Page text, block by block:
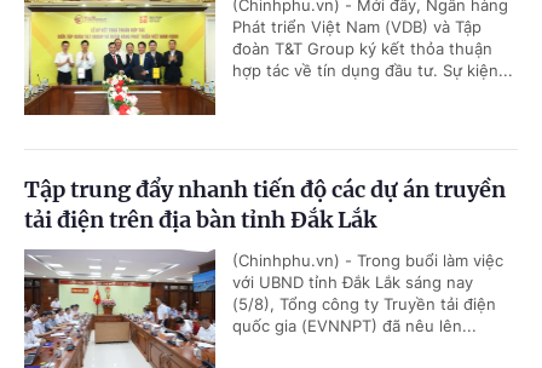
(Chinhphu.vn) - Mới đây, Ngân hàng
Phát triển Việt Nam (VDB) và Tập
đoàn T&T Group ký kết thỏa thuận
hợp tác về tín dụng đầu tư. Sự kiện...
Tập trung đẩy nhanh tiến độ các dự án truyền
tải điện trên địa bàn tỉnh Đắk Lắk
(Chinhphu.vn) - Trong buổi làm việc
với UBND tỉnh Đắk Lắk sáng nay
(5/8), Tổng công ty Truyền tải điện
quốc gia (EVNNPT) đã nêu lên...